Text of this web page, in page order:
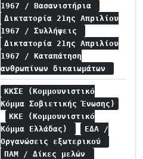
1967 / Βασανιστήρια
Δικτατορία 21ης Απριλίου
1967 / Συλλήψεις
Δικτατορία 21ης Απριλίου
1967 / Καταπάτηση
ανθρωπίνων δικαιωμάτων
ΚΚΣΕ (Κομμουνιστικό
Κόμμα Σοβιετικής Ένωσης)
ΚΚΕ (Κομμουνιστικό
Κόμμα Ελλάδας)
ΕΔΑ /
Οργανώσεις εξωτερικού
ΠΑΜ / Δίκες μελών